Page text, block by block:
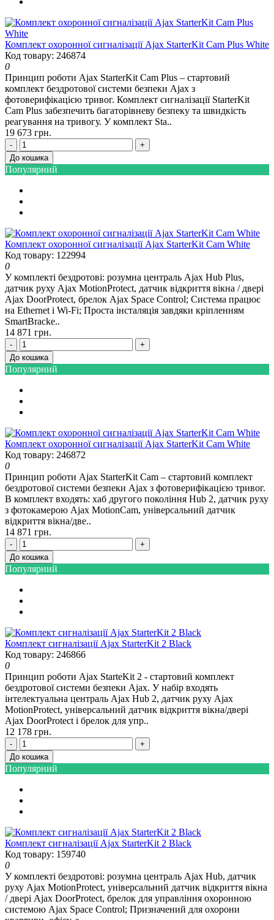
Комплект охоронної сигналізації Ajax StarterKit Cam Plus White
Код товару: 246874
0
Принцип роботи Ajax StarterKit Cam Plus – стартовий
комплект бездротової системи безпеки Ajax з
фотоверифікацією тривог. Комплект сигналізації StarterKit
Cam Plus забезпечить багаторівневу безпеку та швидкість
реагування на тривогу. У комплект Sta..
19 673 грн.
-
+
До кошика
Популярний
Комплект охоронної сигналізації Ajax StarterKit Cam White
Код товару: 122994
0
У комплекті бездротові: розумна централь Ajax Hub Plus,
датчик руху Ajax MotionProtect, датчик відкриття вікна / двері
Ajax DoorProtect, брелок Ajax Space Control; Система працює
на Ethernet і Wi-Fi; Проста інсталяція завдяки кріпленням
SmartBracke..
14 871 грн.
-
+
До кошика
Популярний
Комплект охоронної сигналізації Ajax StarterKit Cam White
Код товару: 246872
0
Принцип роботи Ajax StarterKit Cam – стартовий комплект
бездротової системи безпеки Ajax з фотоверифікацією тривог.
В комплект входять: хаб другого покоління Hub 2, датчик руху
з фотокамерою Ajax MotionCam, універсальний датчик
відкриття вікна/две..
14 871 грн.
-
+
До кошика
Популярний
Комплект сигналізації Ajax StarterKit 2 Black
Код товару: 246866
0
Принцип роботи Ajax StarteKit 2 - стартовий комплект
бездротової системи безпеки Ajax. У набір входять
інтелектуальна централь Ajax Hub 2, датчик руху Ajax
MotionProtect, універсальний датчик відкриття вікна/двері
Ajax DoorProtect і брелок для упр..
12 178 грн.
-
+
До кошика
Популярний
Комплект сигналізації Ajax StarterKit 2 Black
Код товару: 159740
0
У комплекті бездротові: розумна централь Ajax Hub, датчик
руху Ajax MotionProtect, універсальний датчик відкриття вікна
/ двері Ajax DoorProtect, брелок для управління охоронною
системою Ajax Space Control; Призначений для охорони